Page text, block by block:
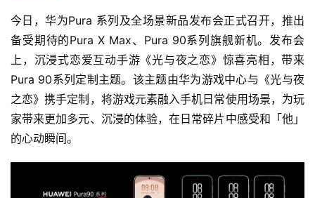
创
游
戏
业
界
今日，华为Pura 系列及全场景新品发布会正式召开，推出
备受期待的Pura X Max、Pura 90系列旗舰新机。发布会
上，沉浸式恋爱互动手游《光与夜之恋》惊喜亮相，带来
Pura 90系列定制主题。该主题由华为游戏中心与《光与夜
之恋》携手定制，将游戏元素融入手机日常使用场景，为玩
家带来更加多元、沉浸的体验，在日常碎片中感受和「他」
的心动瞬间。